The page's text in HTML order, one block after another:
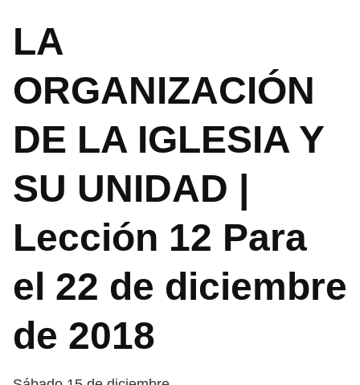
LA
ORGANIZACIÓN
DE LA IGLESIA Y
SU UNIDAD |
Lección 12 Para
el 22 de diciembre
de 2018